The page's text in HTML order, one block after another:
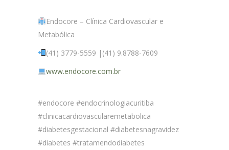
Endocore – Clínica Cardiovascular e
Metabólica
(41) 3779-5559 |(41) 9.8788-7609
www.endocore.com.br
#endocore #endocrinologiacuritiba
#clinicacardiovascularemetabolica
#diabetesgestacional #diabetesnagravidez
#diabetes #tratamendodiabetes